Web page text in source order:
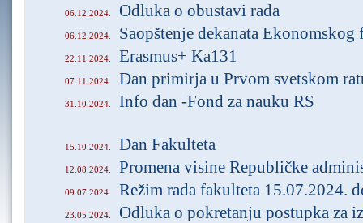
06.12.2024. Odluka o obustavi rada
06.12.2024. Saopštenje dekanata Ekonomskog
22.11.2024. Erasmus+ Ka131
07.11.2024. Dan primirja u Prvom svetskom
31.10.2024. Info dan -Fond za nauku RS
15.10.2024. Dan Fakulteta
12.08.2024. Promena visine Republičke
09.07.2024. Režim rada fakulteta 15.07.2024.
23.05.2024. Odluka o pokretanju postupka za